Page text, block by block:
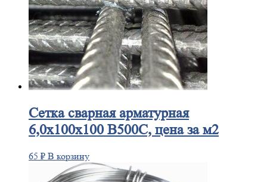
Сеткасварная арматурная
6,0х100х100 В500С, цена за м2
65 ₽ В корзину